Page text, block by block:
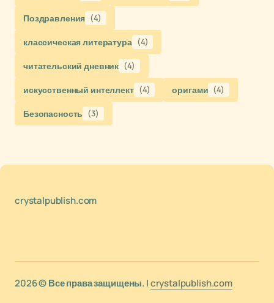
Поздравления (4)
классическая литература (4)
читательский дневник (4)
искусственный интеллект (4) оригами (4)
Безопасность (3)
crystalpublish.com
2026 © Все права защищены. |crystalpublish.com